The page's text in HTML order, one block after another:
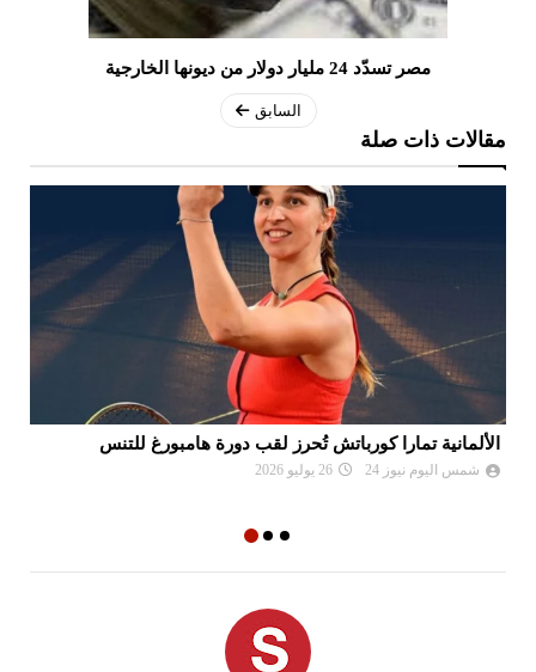
مصر تسدّد 24 مليار دولار من ديونها الخارجية
السابق
مقالات ذات صلة
موعد سحب قرعة الدور التمهيدي لرابطة أبطال إفريقيا وكأس
الكونفدرالية